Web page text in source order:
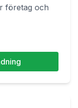
företag och